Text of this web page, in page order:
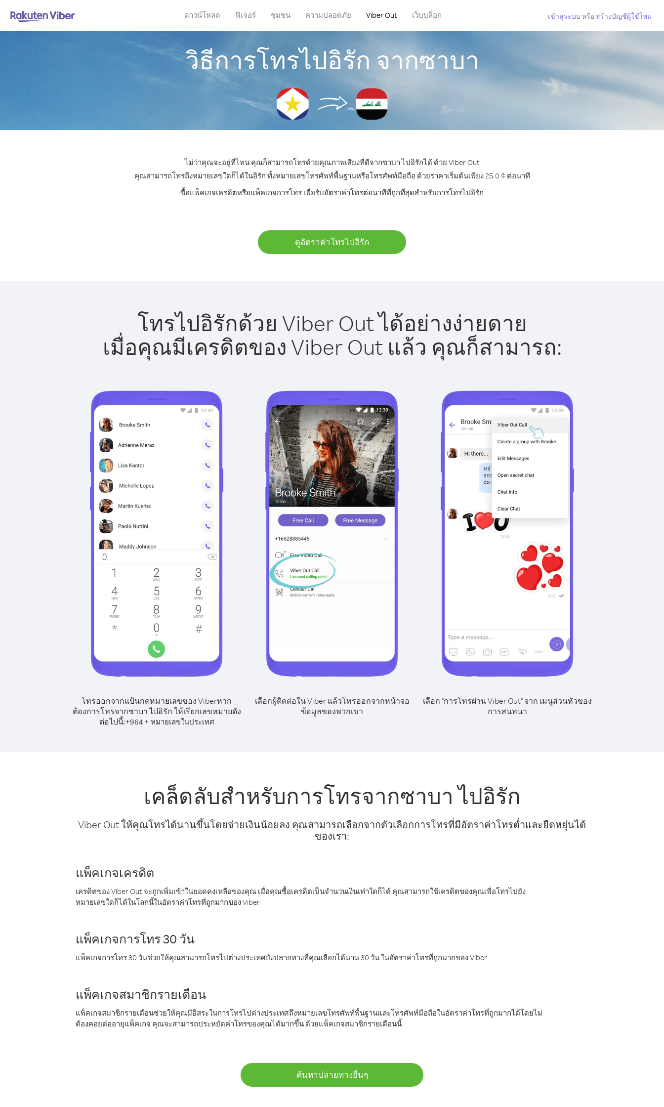
ดาวน์โหลด ฟีเจอร์ ชุมชน ความปลอดภัย Viber Out เว็บบล็อก เข้าสู่ระบบ หรือ สร้างบัญชีผู้ใช้ใหม่
วิธีการโทรไปอิรัก จากซาบา
ไม่ว่าคุณจะอยู่ที่ไหน คุณก็สามารถโทรด้วยคุณภาพเสียงที่ดีจากซาบา ไปอิรักได้ ด้วย Viber Out
คุณสามารถโทรถึงหมายเลขใดก็ได้ในอิรัก ทั้งหมายเลขโทรศัพท์พื้นฐานหรือโทรศัพท์มือถือ ด้วยราคาเริ่มต้นเพียง 25.0 ¢ ต่อนาที
ซื้อแพ็คเกจเครดิตหรือแพ็คเกจการโทร เพื่อรับอัตราค่าโทรต่อนาทีที่ถูกที่สุดสำหรับการโทรไปอิรัก
ดูอัตราค่าโทรไปอิรัก
โทรไปอิรักด้วย Viber Out ได้อย่างง่ายดาย
เมื่อคุณมีเครดิตของ Viber Out แล้ว คุณก็สามารถ:
โทรออกจากแป้นกดหมายเลขของ Viberหาก
ต้องการโทรจากซาบา ไปอิรัก ให้เรียกเลขหมายดัง
ต่อไปนี้:+964+ หมายเลขในประเทศ
เลือกผู้ติดต่อใน Viber แล้วโทรออกจากหน้าจอ
ข้อมูลของพวกเขา
เลือก "การโทรผ่าน Viber Out" จาก เมนูส่วนหัวของ
การสนทนา
เคล็ดลับสำหรับการโทรจากซาบา ไปอิรัก
Viber Out ให้คุณโทรได้นานขึ้นโดยจ่ายเงินน้อยลง คุณสามารถเลือกจากตัวเลือกการโทรที่มีอัตราค่าโทรต่ำและยืดหยุ่นได้
ของเรา:
แพ็คเกจเครดิต
เครดิตของ Viber Out จะถูกเพิ่มเข้าในยอดคงเหลือของคุณ เมื่อคุณซื้อเครดิตเป็นจำนวนเงินเท่าใดก็ได้ คุณสามารถใช้เครดิตของคุณเพื่อโทรไปยัง
หมายเลขใดก็ได้ในโลกนี้ในอัตราค่าโทรที่ถูกมากของ Viber
แพ็คเกจการโทร 30 วัน
แพ็คเกจการโทร 30 วันช่วยให้คุณสามารถโทรไปต่างประเทศยังปลายทางที่คุณเลือกได้นาน 30 วัน ในอัตราค่าโทรที่ถูกมากของ Viber
แพ็คเกจสมาชิกรายเดือน
แพ็คเกจสมาชิกรายเดือนช่วยให้คุณมีอิสระในการโทรไปต่างประเทศถึงหมายเลขโทรศัพท์พื้นฐานและโทรศัพท์มือถือในอัตราค่าโทรที่ถูกมากได้โดยไม่
ต้องคอยต่ออายุแพ็คเกจ คุณจะสามารถประหยัดค่าโทรของคุณได้มากขึ้น ด้วยแพ็คเกจสมาชิกรายเดือนนี้
ค้นหาปลายทางอื่นๆ